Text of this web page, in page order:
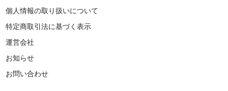
個人情報の取り扱いについて
特定商取引法に基づく表示
運営会社
お知らせ
お問い合わせ